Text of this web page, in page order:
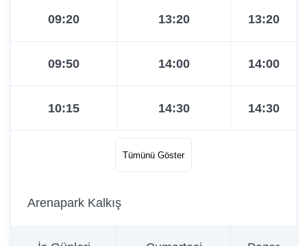
09:20 13:20 13:20
09:50 14:00 14:00
10:15 14:30 14:30
15:00
11:00
11:15 15:50 16:00
Tümünü Göster
Arenapark Kalkış